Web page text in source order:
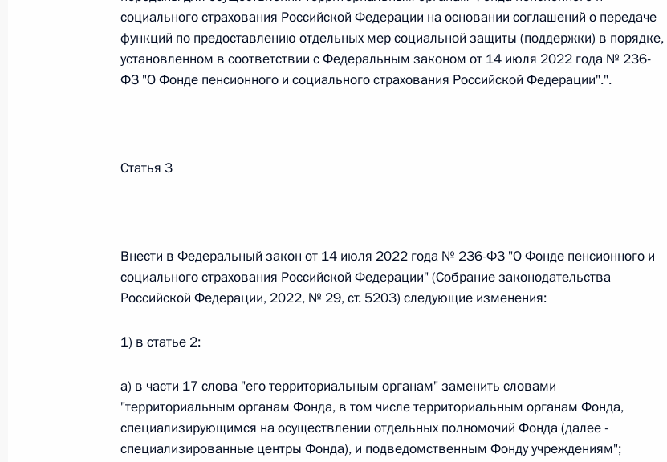
26 июля 2026 года
Федеральный закон от 26.07.2026 г. № 244-ФЗ
26 июля 2026 года
О внесении изменений в Кодекс внутреннего водного транспорта Российской Федерации и статью 1
Федерального закона «Об обеспечении единства измерений»
Федеральный закон от 26.07.2026 г. № 250-ФЗ
О внесении изменений в Кодекс Российской Федерации об административных правонарушениях
26 июля 2026 года
социального страхования Российской Федерации на основании соглашений о передаче
функций по предоставлению отдельных мер социальной защиты (поддержки) в порядке,
установленном в соответствии с Федеральным законом от 14 июля 2022 года № 236-
ФЗ "О Фонде пенсионного и социального страхования Российской Федерации".".
Статья 3
Внести в Федеральный закон от 14 июля 2022 года № 236-ФЗ "О Фонде пенсионного и
социального страхования Российской Федерации" (Собрание законодательства
Российской Федерации, 2022, № 29, ст. 5203) следующие изменения:
1) в статье 2:
а) в части 17 слова "его территориальным органам" заменить словами
"территориальным органам Фонда, в том числе территориальным органам Фонда,
специализирующимся на осуществлении отдельных полномочий Фонда (далее -
специализированные центры Фонда), и подведомственным Фонду учреждениям";